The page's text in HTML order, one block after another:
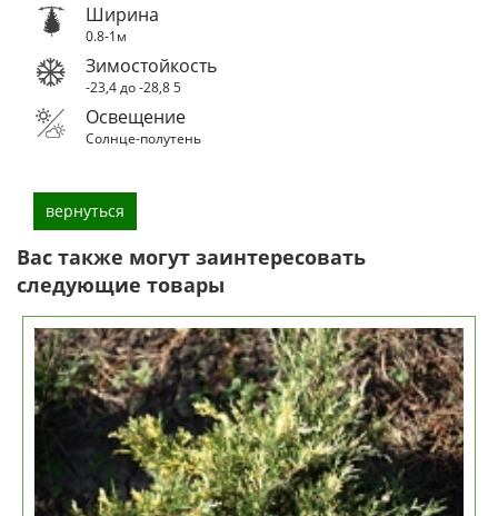
Ширина
0.8-1м
Зимостойкость
-23,4 до -28,85
Освещение
Солнце-полутень
вернуться
Вас также могут заинтересовать
следующие товары